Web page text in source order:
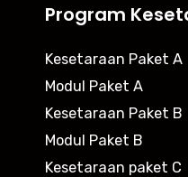
Program
Kesetaraan Paket A
Modul Paket A
Kesetaraan Paket B
Modul Paket B
Kesetaraan paket C